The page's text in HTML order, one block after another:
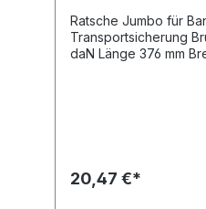
Ratsche Jumbo für
Transportsicherung
daN Länge 376 mm
20,47 €*